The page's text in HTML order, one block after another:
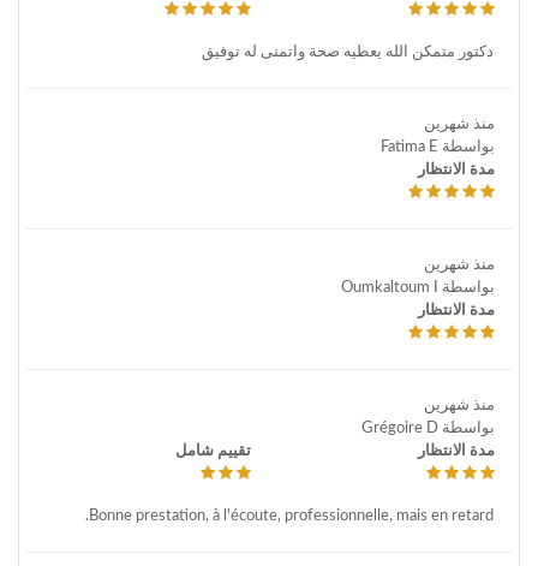
دكتور متمكن الله يعطيه صحة واتمنى له توفيق
منذ شهرين
بواسطة Fatima E
مدة الانتظار
منذ شهرين
بواسطة Oumkaltoum I
مدة الانتظار
منذ شهرين
بواسطة Grégoire D
مدة الانتظار
تقييم شامل
Bonne prestation, à l'écoute, professionnelle, mais en retard.